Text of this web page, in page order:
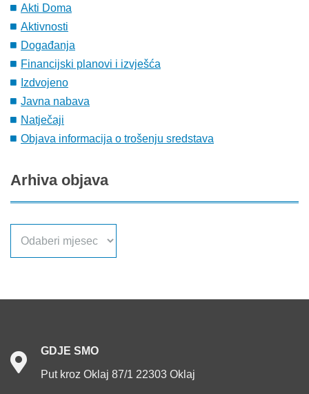
Akti Doma
Aktivnosti
Događanja
Financijski planovi i izvješća
Izdvojeno
Javna nabava
Natječaji
Objava informacija o trošenju sredstava
Arhiva objava
GDJE SMO
Put kroz Oklaj 87/1 22303 Oklaj